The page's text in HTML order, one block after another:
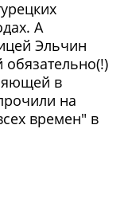
А
Эльчин
обязательно(!)
в
на
времен" в